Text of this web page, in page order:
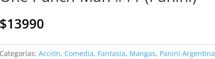
$13990
Categorías: Acción, Comedia, Fantasía, Mangas, Panini Argentina